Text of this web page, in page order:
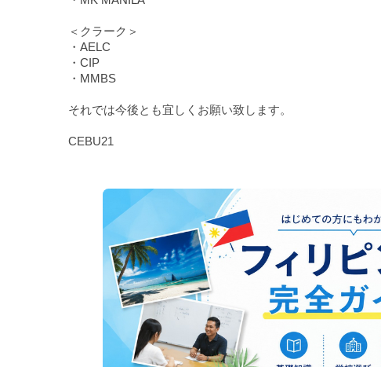
＜クラーク＞
・ AELC
・ CIP
・ MMBS
それでは今後とも宜しくお願い致します。
CEBU21